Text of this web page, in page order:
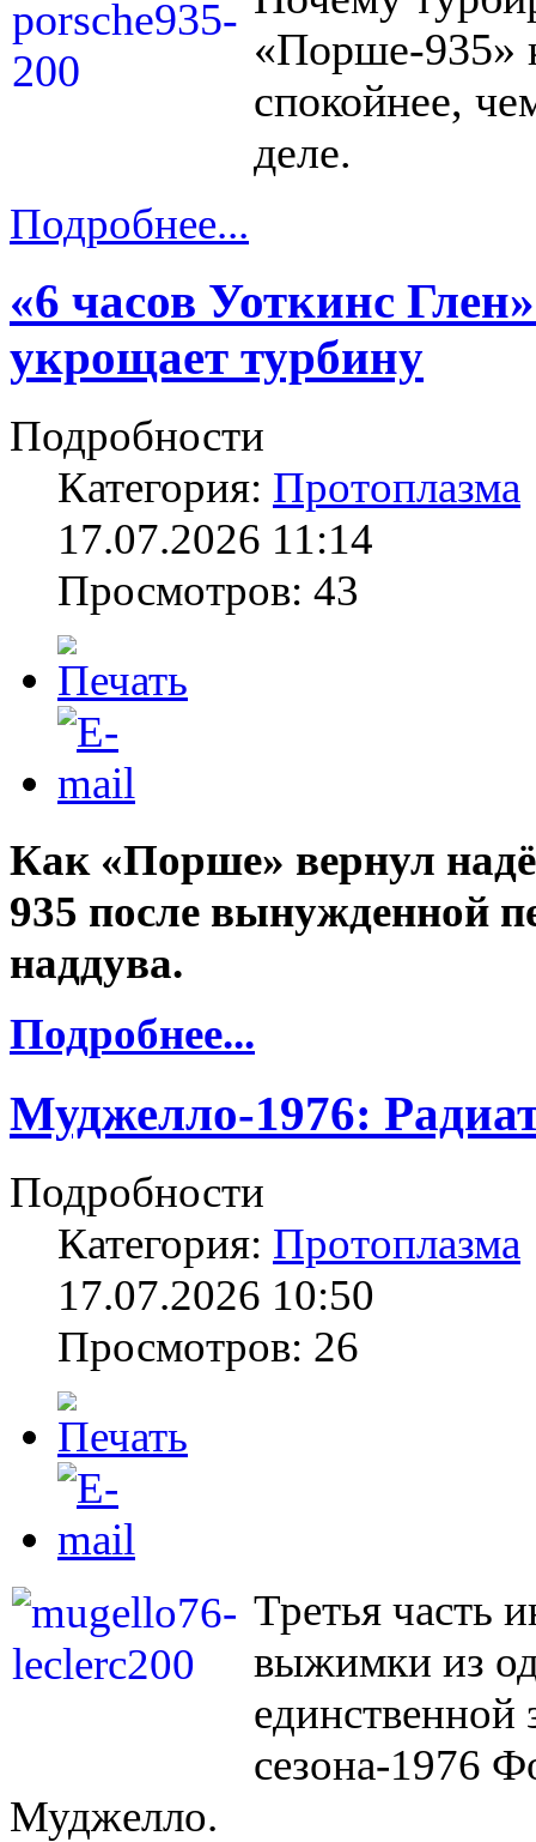
«Порше-935»
спокойнее,
деле.
Подробнее...
«6 часов Уоткинс
укрощает турбину
Подробности
Категория: Протоплазма
17.07.2026 11:14
Просмотров: 43
Как «Порше» вернул
935 после вынужденной
наддува.
Подробнее...
Муджелло-1976:
Подробности
Категория: Протоплазма
17.07.2026 10:50
Просмотров: 26
Третья часть
выжимки из
единственной
сезона-1976
Муджелло.